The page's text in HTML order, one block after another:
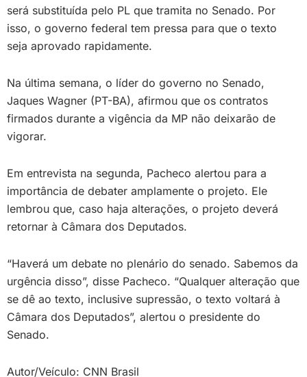
será substituída pelo PL que tramita no Senado. Por
isso, o governo federal tem pressa para que o texto
seja aprovado rapidamente.
Na última semana, o líder do governo no Senado,
Jaques Wagner (PT-BA), afirmou que os contratos
firmados durante a vigência da MP não deixarão de
vigorar.
Em entrevista na segunda, Pacheco alertou para a
importância de debater amplamente o projeto. Ele
lembrou que, caso haja alterações, o projeto deverá
retornar à Câmara dos Deputados.
“Haverá um debate no plenário do senado. Sabemos da
urgência disso”, disse Pacheco. “Qualquer alteração que
se dê ao texto, inclusive supressão, o texto voltará à
Câmara dos Deputados”, alertou o presidente do
Senado.
Autor/Veículo: CNN Brasil